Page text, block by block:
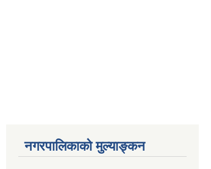
नगरपालिकाको मुल्याङ्कन